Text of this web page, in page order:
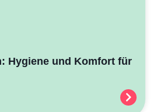
Hygiene und Komfort für